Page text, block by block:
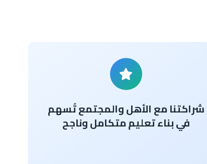
شراكتنا مع الأهل والمجتمع تُسهم
في بناء تعليم متكامل وناجح